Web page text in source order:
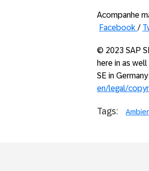
Acompanhe
Facebook /
© 2023 SAP
here in as
SE in
en/legal/
Tags: